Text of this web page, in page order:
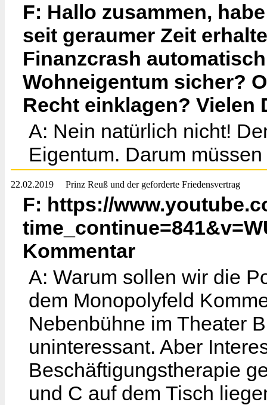
F: Hallo zusammen,
seit geraumer Zeit
Finanzcrash
Wohneigentum sicher?
Recht einklagen? Vielen
A: Nein natürlich nicht!
Eigentum. Darum
22.02.2019 Prinz Reuß und der geforderte Friedensvertrag
F: https://
Kommentar
A: Warum sollen wir die
dem Monopolyfeld
Nebenbühne im Theater
uninteressant. Aber
Beschäftigungstherapie
und C auf dem Tisch